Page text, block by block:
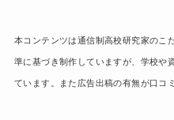
本コンテンツは通信制高校研究家のこ
準に基づき制作していますが、学校や
ています。また広告出稿の有無が口コ